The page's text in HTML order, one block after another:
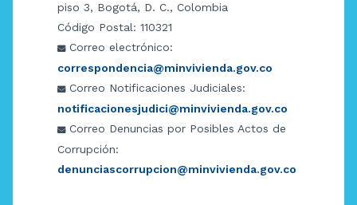
piso 3, Bogotá, D. C., Colombia
Código Postal: 110321
Correo electrónico:
correspondencia@minvivienda.gov.co
Correo Notificaciones Judiciales:
notificacionesjudici@minvivienda.gov.co
Correo Denuncias por Posibles Actos de
Corrupción:
denunciascorrupcion@minvivienda.gov.co